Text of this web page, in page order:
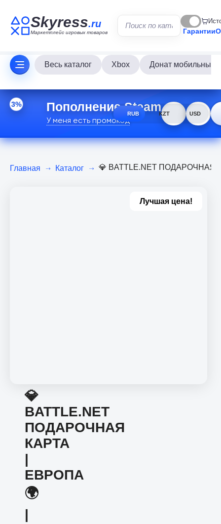
Skyress.ru
Маркетплейс игровых товаров Гарантии
Весь каталог Xbox Донат мобильных
3% Пополнение Steam
У меня есть промокод
RUB KZT USD
Главная Каталог 💎 BATTLE.NET ПОДАРОЧНАЯ
Лучшая цена!
💎
BATTLE.NET
ПОДАРОЧНАЯ
КАРТА
|
ЕВРОПА
🌍
|